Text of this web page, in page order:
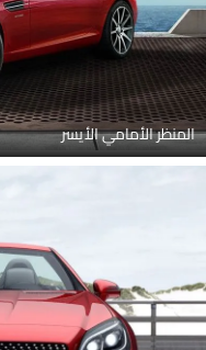
المنظر الأمامي الأيسر